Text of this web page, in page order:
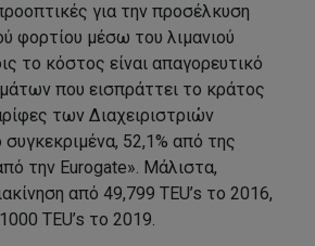
για την προσέλκυση
φορτίου μέσω του λιμανιού
το κόστος είναι απαγορευτικό
που εισπράττει το κράτος
των Διαχειριστριών
συγκεκριμένα, 52,1% από της
την Eurogate». Μάλιστα,
από 49,799 TEU’s το 2016,
TEU’s το 2019.